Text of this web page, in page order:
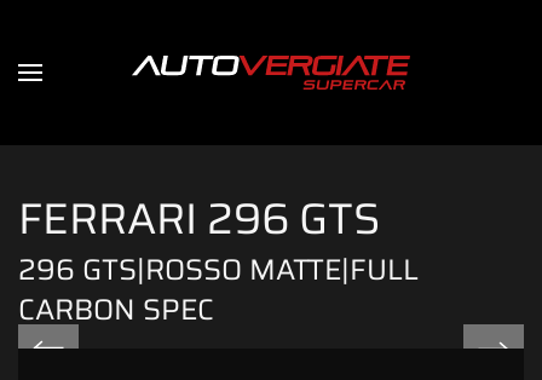
FERRARI 296 GTS
296 GTS|ROSSO MATTE|FULL
CARBON SPEC